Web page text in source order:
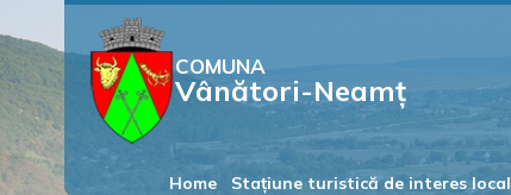
COMUNA
Vânători-Neamț
Home Stațiune turistică de interes local